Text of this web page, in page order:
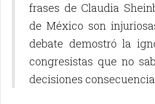
frases de Claudia
de México son
debate demostró la
congresistas que no
decisiones